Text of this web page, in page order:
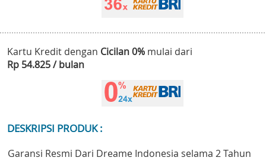
Kartu Kredit dengan Cicilan 0% mulai dari
Rp 54.825 / bulan
DESKRIPSI PRODUK :
Garansi Resmi Dari Dreame Indonesia selama 2 Tahun